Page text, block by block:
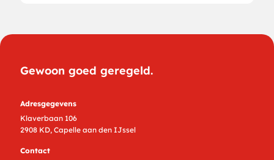
Gewoon goed geregeld.
Adresgegevens
Klaverbaan 106
2908 KD, Capelle aan den IJssel
Contact